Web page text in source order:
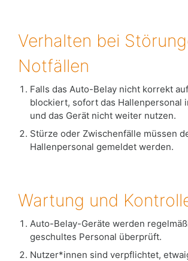
Verhalten bei
Notfällen
Falls das Auto-Belay nicht korrekt
blockiert, sofort das Hallenpersonal
und das Gerät nicht weiter nutzen.
Stürze oder Zwischenfälle müssen
Hallenpersonal gemeldet werden.
Wartung und
Auto-Belay-Geräte werden
geschultes Personal überprüft.
Nutzer*innen sind verpflichtet,